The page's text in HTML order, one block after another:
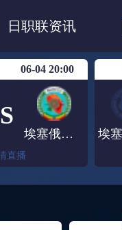
日职联资讯
06-04 20:00
埃塞俄比亚国防军
直播